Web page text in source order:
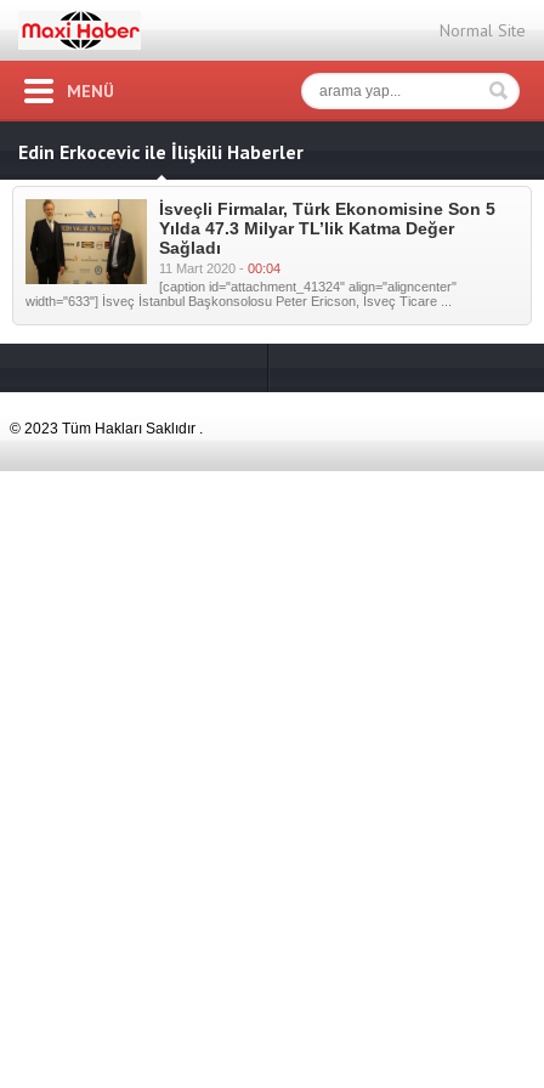
Normal Site
MENÜ
Edin Erkocevic ile İlişkili Haberler
İsveçli Firmalar, Türk Ekonomisine Son 5
Yılda 47.3 Milyar TL’lik Katma Değer
Sağladı
11 Mart 2020 - 00:04
[caption id="attachment_41324" align="aligncenter"
width="633"] İsveç İstanbul Başkonsolosu Peter Ericson, İsveç Ticare ...
© 2023 Tüm Hakları Saklıdır .